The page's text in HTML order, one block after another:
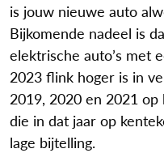
is jouw nieuwe auto
Bijkomende nadeel is
elektrische auto’s met
2023 flink hoger is in
2019, 2020 en 2021 op
die in dat jaar op
lage bijtelling.